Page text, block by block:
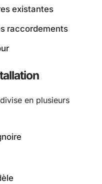
existantes
raccordements
en plusieurs